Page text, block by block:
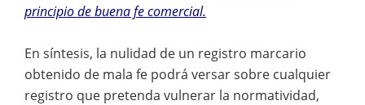
principio de buena fe comercial.
En síntesis, la nulidad de un registro marcario
obtenido de mala fe podrá versar sobre cualquier
registro que pretenda vulnerar la normatividad,